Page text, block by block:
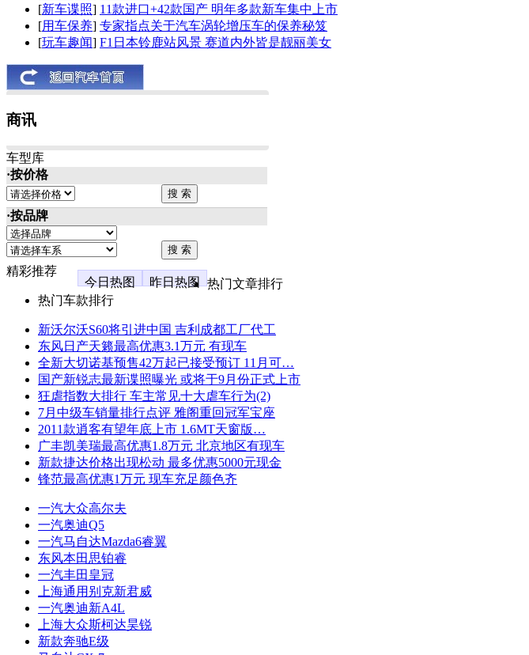
[新车谍照] 11款进口+42款国产 明年多款新车集中上市
[用车保养] 专家指点关于汽车涡轮增压车的保养秘笈
[玩车趣闻] F1日本铃鹿站风景 赛道内外皆是靓丽美女
商讯
车型库
·按价格
·按品牌
精彩推荐
今日热图
昨日热图
热门文章排行
热门车款排行
新沃尔沃S60将引进中国 吉利成都工厂代工
东风日产天籁最高优惠3.1万元 有现车
全新大切诺基预售42万起已接受预订 11月可…
国产新锐志最新谍照曝光 或将于9月份正式上市
狂虐指数大排行 车主常见十大虐车行为(2)
7月中级车销量排行点评 雅阁重回冠军宝座
2011款逍客有望年底上市 1.6MT天窗版…
广丰凯美瑞最高优惠1.8万元 北京地区有现车
新款捷达价格出现松动 最多优惠5000元现金
锋范最高优惠1万元 现车充足颜色齐
一汽大众高尔夫
一汽奥迪Q5
一汽马自达Mazda6睿翼
东风本田思铂睿
一汽丰田皇冠
上海通用别克新君威
一汽奥迪新A4L
上海大众斯柯达昊锐
新款奔驰E级